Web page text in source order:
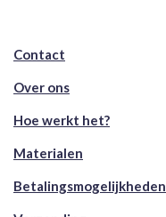
Contact
Over ons
Hoe werkt het?
Materialen
Betalingsmogelijkheden